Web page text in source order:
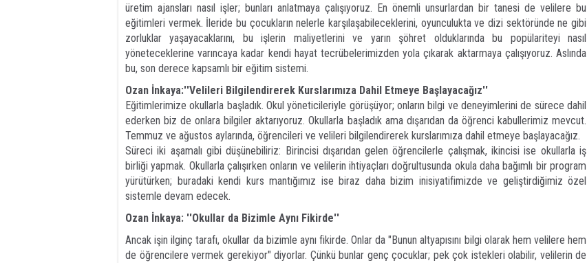
üretim ajansları nasıl işler; bunları anlatmaya çalışıyoruz. En önemli unsurlardan bir tanesi de velilere bu
eğitimleri vermek. İleride bu çocukların nelerle karşılaşabileceklerini, oyunculukta ve dizi sektöründe ne gibi
zorluklar yaşayacaklarını, bu işlerin maliyetlerini ve yarın şöhret olduklarında bu popülariteyi nasıl
yöneteceklerine varıncaya kadar kendi hayat tecrübelerimizden yola çıkarak aktarmaya çalışıyoruz. Aslında
bu, son derece kapsamlı bir eğitim sistemi.
Ozan İnkaya:''Velileri Bilgilendirerek Kurslarımıza Dahil Etmeye Başlayacağız''
​Eğitimlerimize okullarla başladık. Okul yöneticileriyle görüşüyor; onların bilgi ve deneyimlerini de sürece dahil
ederken biz de onlara bilgiler aktarıyoruz. Okullarla başladık ama dışarıdan da öğrenci kabullerimiz mevcut.
Temmuz ve ağustos aylarında, öğrencileri ve velileri bilgilendirerek kurslarımıza dahil etmeye başlayacağız.
​Süreci iki aşamalı gibi düşünebiliriz: Birincisi dışarıdan gelen öğrencilerle çalışmak, ikincisi ise okullarla iş
birliği yapmak. Okullarla çalışırken onların ve velilerin ihtiyaçları doğrultusunda okula daha bağımlı bir program
yürütürken; buradaki kendi kurs mantığımız ise biraz daha bizim inisiyatifimizde ve geliştirdiğimiz özel
sistemle devam edecek.
Ozan İnkaya: ''Okullar da Bizimle Aynı Fikirde''
Ancak işin ilginç tarafı, okullar da bizimle aynı fikirde. Onlar da "Bunun altyapısını bilgi olarak hem velilere hem
de öğrencilere vermek gerekiyor" diyorlar. Çünkü bunlar genç çocuklar; pek çok istekleri olabilir, velilerin de